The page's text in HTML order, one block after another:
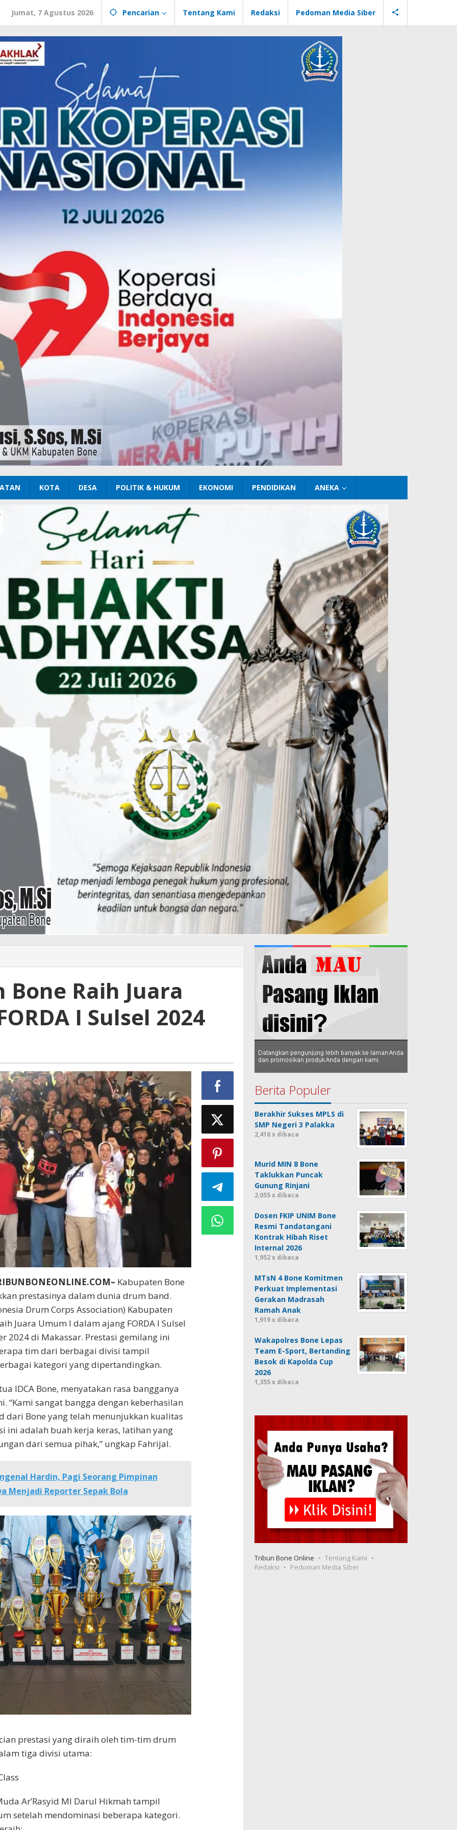
Jumat, 7 Agustus 2026 Pencarian Tentang Kami Redaksi Pedoman Media Siber
KOTA DESA POLITIK & HUKUM EKONOMI PENDIDIKAN ANEKA
Bone Raih Juara
I Sulsel 2024
Kabupaten Bone
prestasinya dalam dunia drum band.
Drum Corps Association) Kabupaten
Juara Umum I dalam ajang FORDA I Sulsel
2024 di Makassar. Prestasi gemilang ini
tim dari berbagai divisi tampil
kategori yang dipertandingkan.
IDCA Bone, menyatakan rasa bangganya
“Kami sangat bangga dengan keberhasilan
Bone yang telah menunjukkan kualitas
ini adalah buah kerja keras, latihan yang
dari semua pihak,” ungkap Fahrijal.
Hardin, Pagi Seorang Pimpinan
Menjadi Reporter Sepak Bola
prestasi yang diraih oleh tim-tim drum
tiga divisi utama:
Ar’Rasyid MI Darul Hikmah tampil
setelah mendominasi beberapa kategori.
Berita Populer
Berakhir Sukses MPLS di
SMP Negeri 3 Palakka
2,416 x dibaca
Murid MIN 8 Bone
Taklukkan Puncak
Gunung Rinjani
2,055 x dibaca
Dosen FKIP UNIM Bone
Resmi Tandatangani
Kontrak Hibah Riset
Internal 2026
1,952 x dibaca
MTsN 4 Bone Komitmen
Perkuat Implementasi
Gerakan Madrasah
Ramah Anak
1,919 x dibaca
Wakapolres Bone Lepas
Team E-Sport, Bertanding
Besok di Kapolda Cup
2026
1,355 x dibaca
Tribun Bone Online
Tentang Kami
Redaksi
Pedoman Media Siber